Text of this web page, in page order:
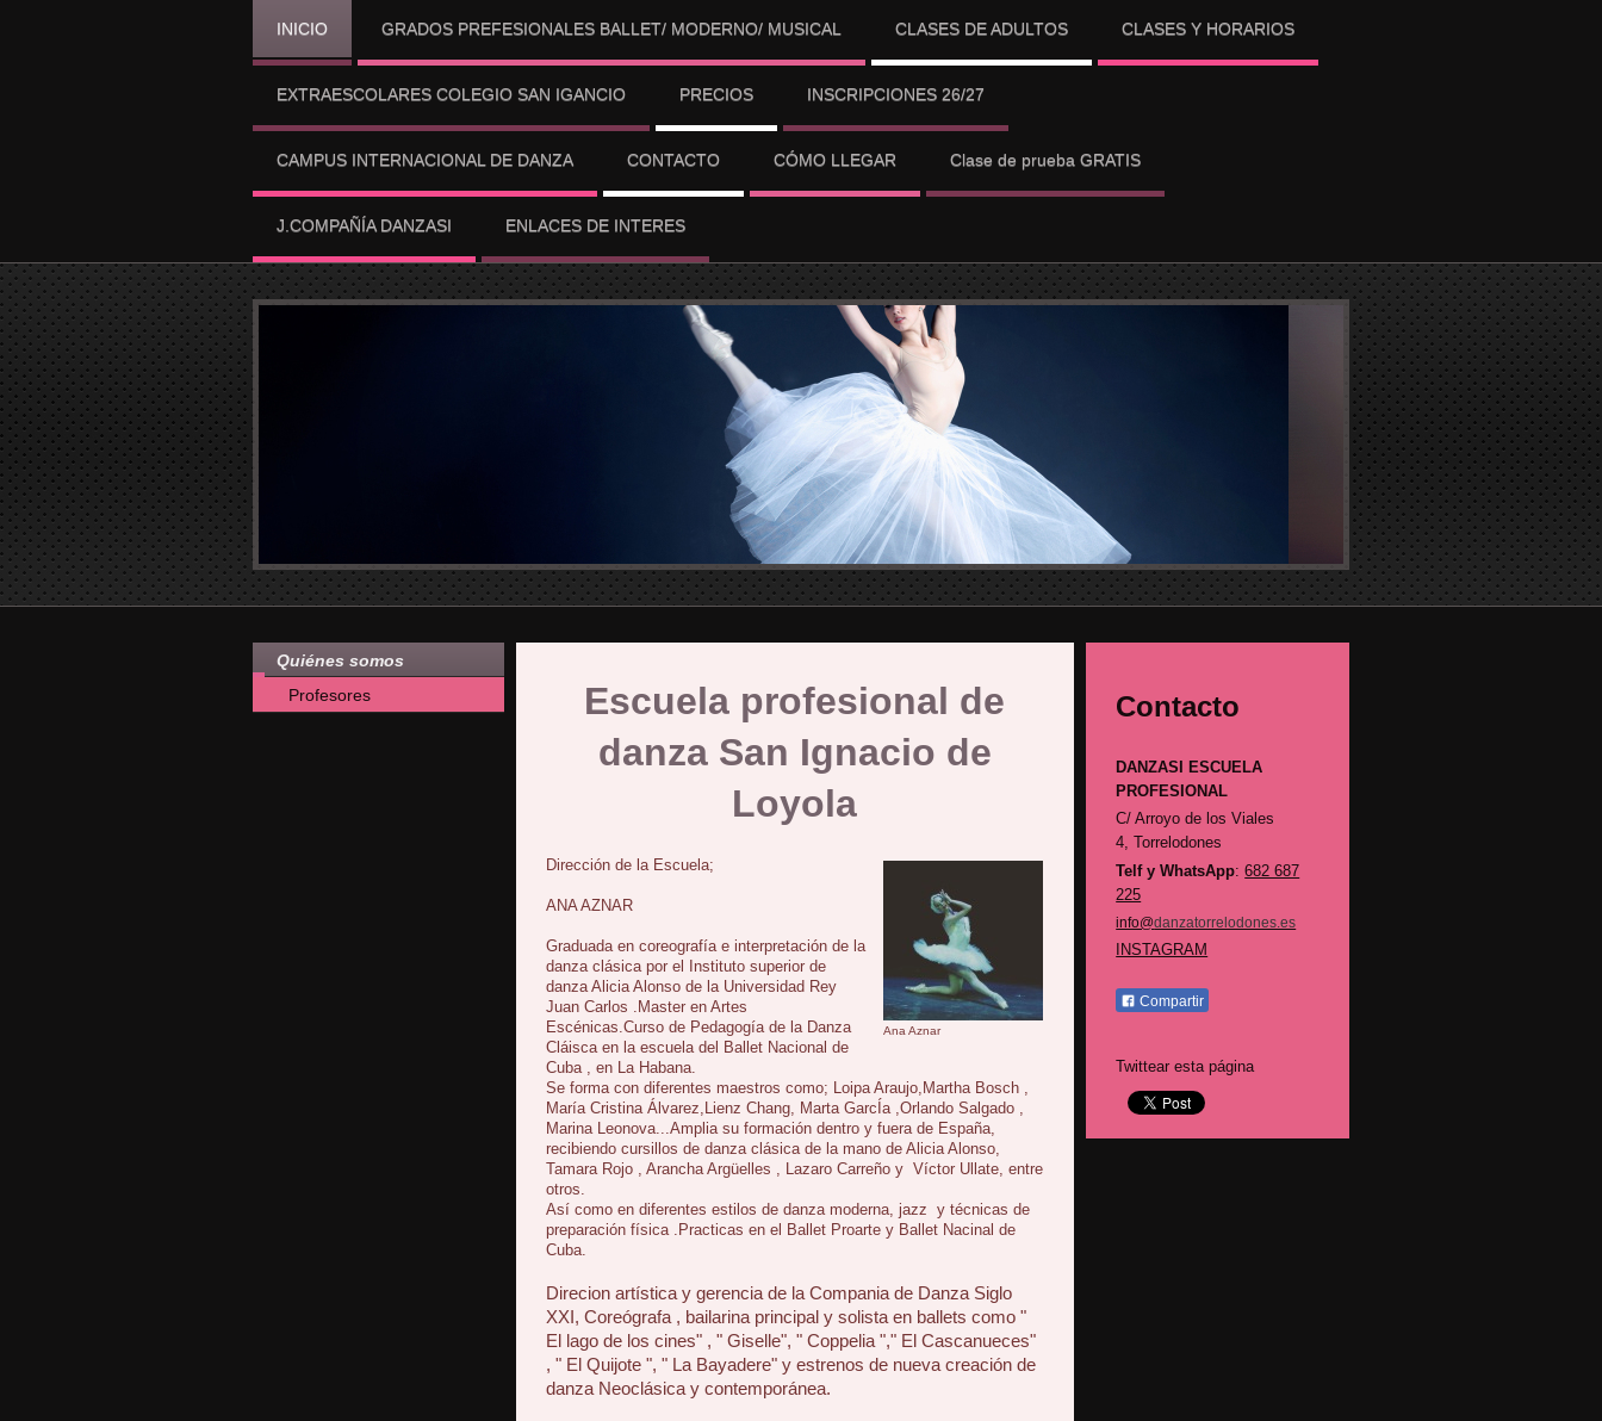
INICIO GRADOS PREFESIONALES BALLET/ MODERNO/ MUSICAL CLASES DE ADULTOS CLASES Y HORARIOS
EXTRAESCOLARES COLEGIO SAN IGANCIO PRECIOS INSCRIPCIONES 26/27
CAMPUS INTERNACIONAL DE DANZA CONTACTO CÓMO LLEGAR Clase de prueba GRATIS
J.COMPAÑÍA DANZASI ENLACES DE INTERES
Quiénes somos
Profesores
Escuela profesional de
danza San Ignacio de
Loyola
Ana Aznar
Dirección de la Escuela;
ANA AZNAR
Graduada en coreografía e interpretación de la
danza clásica por el Instituto superior de
danza Alicia Alonso de la Universidad Rey
Juan Carlos . Master en Artes
Escénicas.Curso de Pedagogía de la Danza
Cláisca en la escuela del Ballet Nacional de
Cuba , en La Habana.
Se forma con diferentes maestros como; Loipa Araujo,Martha Bosch ,
María Cristina Álvarez,Lienz Chang, Marta GarcÍa ,Orlando Salgado ,
Marina Leonova...Amplia su formación dentro y fuera de España,
recibiendo cursillos de danza clásica de la mano de Alicia Alonso,
Tamara Rojo , Arancha Argüelles , Lazaro Carreño y Víctor Ullate, entre
otros.
Así como en diferentes estilos de danza moderna, jazz y técnicas de
preparación física .Practicas en el Ballet Proarte y Ballet Nacinal de
Cuba.
Direcion artística y gerencia de la Compania de Danza Siglo
XXI, Coreógrafa , bailarina principal y solista en ballets como "
El lago de los cines" , " Giselle", " Coppelia "," El Cascanueces"
, " El Quijote ", " La Bayadere" y estrenos de nueva creación de
danza Neoclásica y contemporánea.
Contacto
DANZASI ESCUELA
PROFESIONAL
C/ Arroyo de los Viales
4,
Torrelodones
Telf y WhatsApp:682 687
225
info@danzatorrelodones.es
INSTAGRAM
Compartir
Twittear esta página